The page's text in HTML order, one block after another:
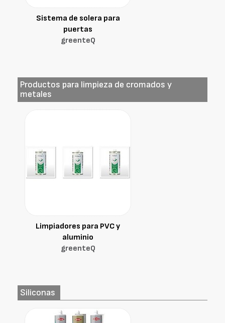
Sistema de solera para
puertas
greenteQ
Productos para limpieza de cromados y
metales
Limpiadores para PVC y
aluminio
greenteQ
Siliconas